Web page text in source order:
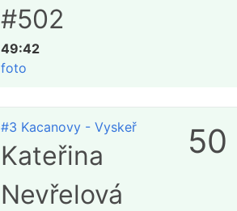
#502
49:42
foto
#3 Kacanovy - Vyskeř
Kateřina
Nevřelová
50